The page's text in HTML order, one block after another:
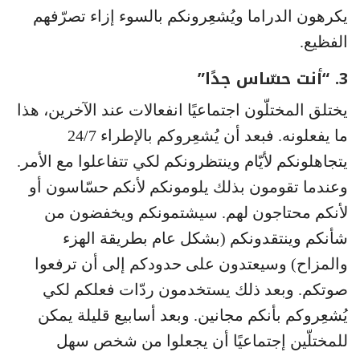
يكرهون الدراما ويُشعِرونكم بالسوء إزاء تصرّفهم
الفظيع.
3. “أنت حسّاس جدًا”
يختلق المختلّون اجتماعيًا انفعالات عند الآخرين، هذا
ما يفعلونه. فبعد أن يُشعِروكم بالإطراء 24/7
يتجاهلونكم لأيّام وينتظرونكم لكي تتفاعلوا مع الأمر.
وعندما تقومون بذلك يلومونكم لأنكم حسّاسون أو
لأنكم محتاجون لهم. سيشتمونكم ويخفضون من
شأنكم وينتقدونكم (بشكل عام بطريقة الهزء
والمزاح) وسيعتدون على حدودكم إلى أن ترفعوا
صوتكم. وبعد ذلك يستخدمون ردّات فعلكم لكي
يُشعِروكم بأنكم مجانين. وبعد أسابيع قليلة يمكن
للمختلّين إجتماعيًا أن يجعلوا من شخص سهل